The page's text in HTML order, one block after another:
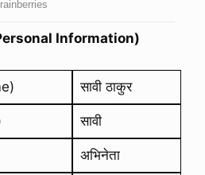
(Personal Information)
सावी ठाकुर
सावी
अभिनेता